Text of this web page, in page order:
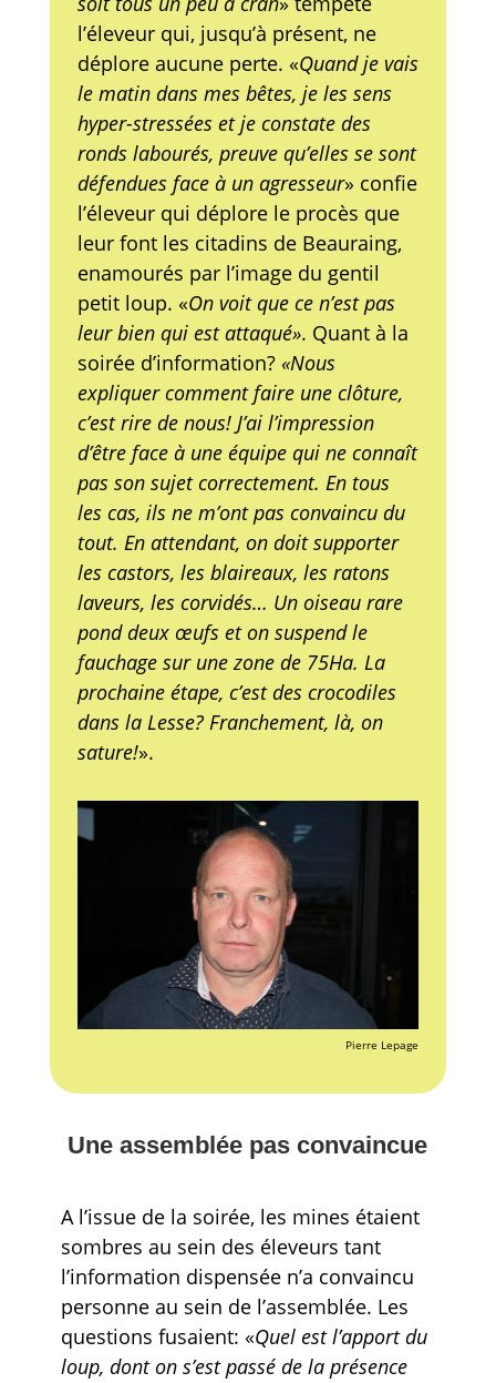
l’éleveur qui, jusqu’à présent, ne
déplore aucune perte. «Quand je vais
le matin dans mes bêtes, je les sens
hyper-stressées et je constate des
ronds labourés, preuve qu’elles se sont
défendues face à un agresseur» confie
l’éleveur qui déplore le procès que
leur font les citadins de Beauraing,
enamourés par l’image du gentil
petit loup. «On voit que ce n’est pas
leur bien qui est attaqué». Quant à la
soirée d’information?«Nous
expliquer comment faire une clôture,
c’est rire de nous! J’ai l’impression
d’être face à une équipe qui ne connaît
pas son sujet correctement. En tous
les cas, ils ne m’ont pas convaincu du
tout. En attendant, on doit supporter
les castors, les blaireaux, les ratons
laveurs, les corvidés… Un oiseau rare
pond deux œufs et on suspend le
fauchage sur une zone de 75Ha. La
prochaine étape, c’est des crocodiles
dans la Lesse? Franchement, là, on
sature!».
Pierre Lepage
Une assemblée pas convaincue
A l’issue de la soirée, les mines étaient
sombres au sein des éleveurs tant
l’information dispensée n’a convaincu
personne au sein de l’assemblée. Les
questions fusaient: «Quel est l’apport du
loup, dont on s’est passé de la présence